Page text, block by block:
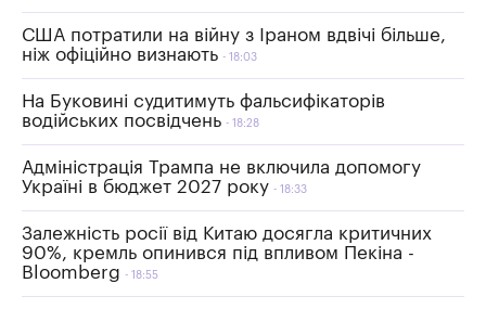
США потратили на війну з Іраном вдвічі більше,
ніж офіційно визнають
18:03
На Буковині судитимуть фальсифікаторів
водійських посвідчень
18:28
Адміністрація Трампа не включила допомогу
Україні в бюджет 2027 року
18:33
Залежність росії від Китаю досягла критичних
90%, кремль опинився під впливом Пекіна -
Bloomberg
18:55